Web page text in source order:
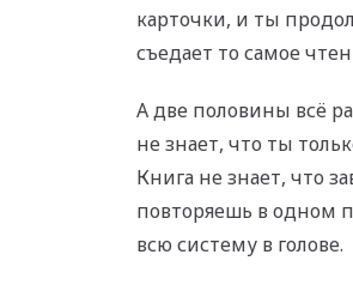
карточки, и ты
съедает то самое
А две половины всё
не знает, что ты
Книга не знает, что
повторяешь в одном
всю систему в голове.